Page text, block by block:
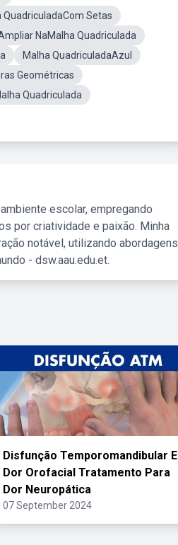
QuadriculadaCom Setas
NaMalha Quadriculada
Malha QuadriculadaAzul
Geométricas
Quadriculada
escolar, empregando
por criatividade e paixão. Minha
notável, utilizando abordagens
- dsw.aau.edu.et.
Disfunção Temporomandibular E
Dor Orofacial Tratamento Para
Dor Neuropática
07 September 2024